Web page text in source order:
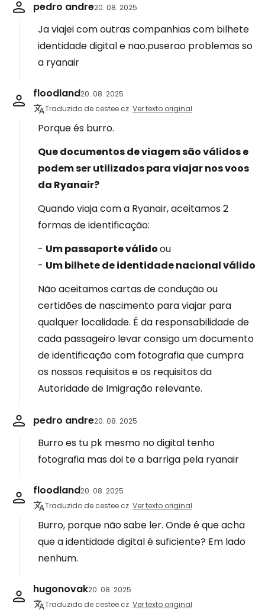
pedro andre20. 08. 2025
Ja viajei com outras companhias com bilhete
identidade digital e nao.puserao problemas so
a ryanair
floodland20. 08. 2025
Traduzido de cestee.cz Ver texto original
Porque és burro.
Que documentos de viagem são válidos e
podem ser utilizados para viajar nos voos
da Ryanair?
Quando viaja com a Ryanair, aceitamos 2
formas de identificação:
- Um passaporte válidoou
- Um bilhete de identidade nacional válido
Não aceitamos cartas de condução ou
certidões de nascimento para viajar para
qualquer localidade. É da responsabilidade de
cada passageiro levar consigo um documento
de identificação com fotografia que cumpra
os nossos requisitos e os requisitos da
Autoridade de Imigração relevante.
pedro andre20. 08. 2025
Burro es tu pk mesmo no digital tenho
fotografia mas doi te a barriga pela ryanair
floodland20. 08. 2025
Traduzido de cestee.cz Ver texto original
Burro, porque não sabe ler. Onde é que acha
que a identidade digital é suficiente? Em lado
nenhum.
hugonovak20. 08. 2025
Traduzido de cestee.cz Ver texto original